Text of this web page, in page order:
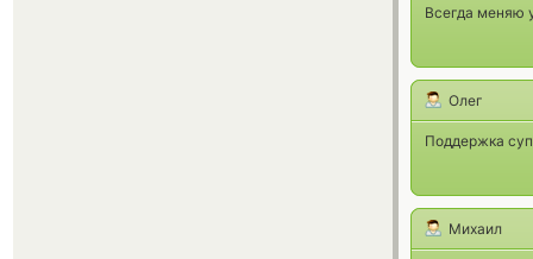
Всегда меняю
Олег
Поддержка
Михаил